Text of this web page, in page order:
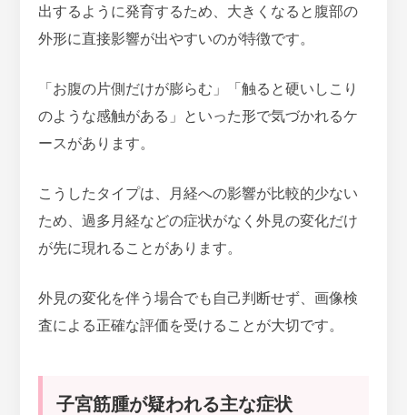
出するように発育するため、 大きくなると腹部の
外形に直接影響が出やすいのが特徴です。
「お腹の片側だけが膨らむ」「触ると硬いしこり
のような感触がある」といった形で気づかれるケ
ースがあります。
こうしたタイプは、月経への影響が比較的少ない
ため、過多月経などの症状がなく外見の変化だけ
が先に現れることがあります。
外見の変化を伴う場合でも自己判断せず、画像検
査による正確な評価を受けることが大切です。
子宮筋腫が疑われる主な症状